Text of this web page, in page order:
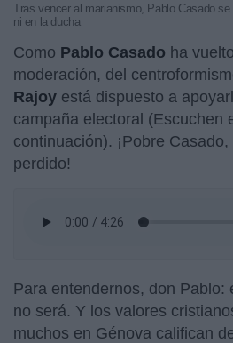
Tras vencer al marianismo, Pablo Casado
ni en la ducha
Como Pablo Casado ha
moderación, del
Rajoy está dispuesto a
campaña electoral (Escuchen
continuación). ¡Pobre
perdido!
Para entendernos, don Pablo:
no será. Y los valores
muchos en Génova califican